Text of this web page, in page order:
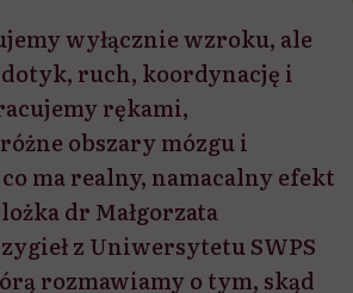
wyłącznie wzroku, ale
ruch, koordynację i
rękami,
obszary mózgu i
ma realny, namacalny efekt
dr Małgorzata
z Uniwersytetu SWPS
rozmawiamy o tym, skąd